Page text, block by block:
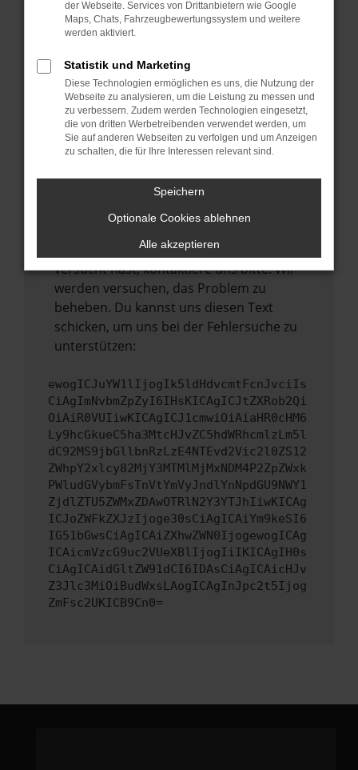
Starte dein Gerät neu.
vorübergehende Probleme zu beheben.
Stelle sicher, dass dein Browser und dein
Betriebssystem auf dem neuesten Stand
sind.
Veraltete Software birgt nicht nur ein
führen, dass bestimmte Funktionen nicht
Wende dich an den Webseitenbetreiber.
Wenn du alle oben genannten Schritte
versucht hast, kontaktiere uns bitte. Wir
werden versuchen, das Problem zu
beheben. Du kannst uns diesen Text
schicken, um uns bei der Fehlersuche zu
unterstützen:
ewogICJuYW1lIjogIk5ldHdvcmtFcnJvciIs
CiAgImNvbmZpZyI6IHsKICAgICJtZXRob2Qi
OiAiR0VUIiwKICAgICJ1cmwiOiAiaHR0cHM6
Ly9hcGkueC5ha3MtcHJvZC5hdWRhcmlzLm5l
dC92MS9jbGllbnRzLzE4NTEvd2Vic2l0ZS12
ZWhpY2xlcy82MjY3MTMlMjMxNDM4P2ZpZWxk
PWludGVybmFsTnVtYmVyJndlYnNpdGU9NWY1
ZjdlZTU5ZWMxZDAwOTRlN2Y3YTJhIiwKICAg
ICJoZWFkZXJzIjoge30sCiAgICAiYm9keSI6
IG51bGwsCiAgICAiZXhwZWN0IjogewogICAg
ICAicmVzcG9uc2VUeXBlIjogIiIKICAgIH0s
CiAgICAidGltZW91dCI6IDAsCiAgICAicHJv
Z3Jlc3MiOiBudWxsLAogICAgInJpc2t5Ijog
ZmFsc2UKICB9Cn0=
der Webseite. Services von Drittanbietern wie Google
Maps, Chats, Fahrzeugbewertungssystem und weitere
werden aktiviert.
Statistik und Marketing
Diese Technologien ermöglichen es uns, die Nutzung der
Webseite zu analysieren, um die Leistung zu messen und
zu verbessern. Zudem werden Technologien eingesetzt,
die von dritten Werbetreibenden verwendet werden, um
Sie auf anderen Webseiten zu verfolgen und um Anzeigen
zu schalten, die für Ihre Interessen relevant sind.
Speichern
Optionale Cookies ablehnen
Alle akzeptieren